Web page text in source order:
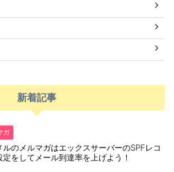
新着記事
ガ
ルのメルマガはエックスサーバーのSPFレコ
定をしてメール到達率を上げよう！